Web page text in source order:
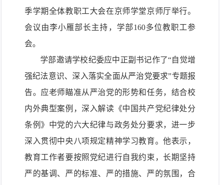
季学期全体教职工大会在京师学堂京师厅举行。
会议由李小雁部长主持，学部160多位教职工参
会。
学部邀请学校纪委应中正副书记作了“自觉增
强纪法意识、深入落实全面从严治党要求”专题报
告。应老师瞄准从严治党的形势和任务，结合校
内外典型案例，深入解读《中国共产党纪律处分
条例》中党的六大纪律与政务处分要求，进一步
深入贯彻中央八项规定精神学习教育。他表示，
教育工作者要按照党纪进行自我约束，长期坚持
严的基调、严的标准、严的措施、严的氛围，合